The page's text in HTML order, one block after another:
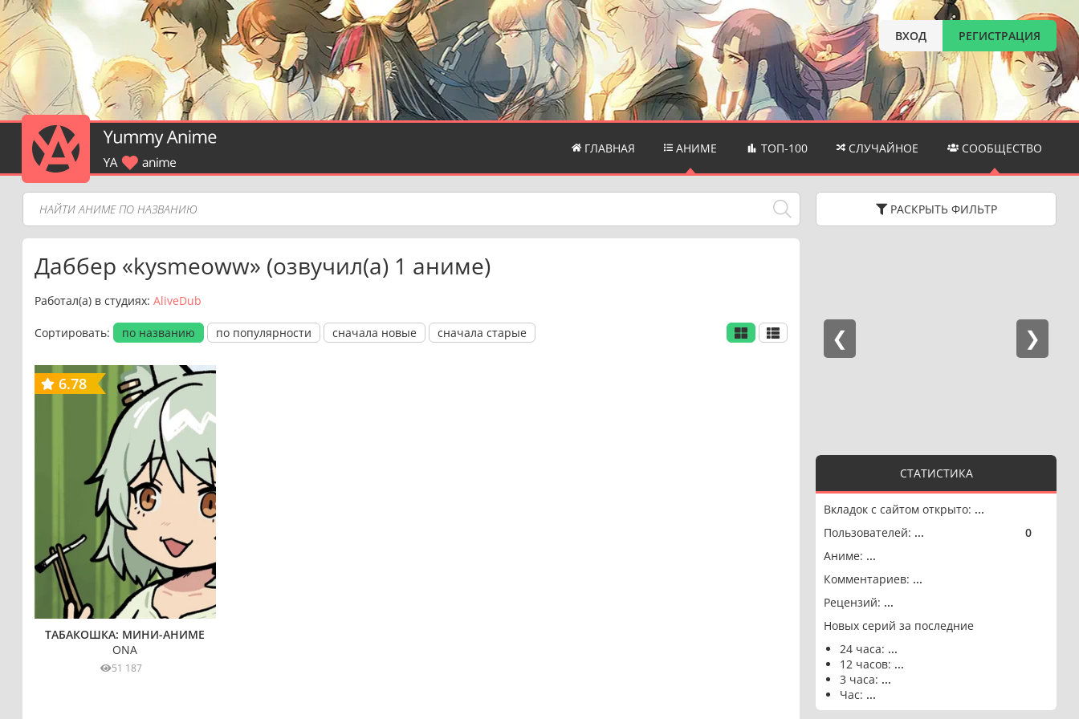
ВХОД РЕГИСТРАЦИЯ
ГЛАВНАЯ АНИМЕ ТОП-100 СЛУЧАЙНОЕ СООБЩЕСТВО
РАСКРЫТЬ ФИЛЬТР
СТАТИСТИКА
Вкладок с сайтом открыто: ...
Пользователей: ... 0
Аниме: ...
Комментариев: ...
Рецензий: ...
Новых серий за последние
24 часа: ...
12 часов: ...
3 часа: ...
Час: ...
Даббер «kysmeoww» (озвучил(a) 1 аниме)
Работал(a) в студиях: AliveDub
Сортировать: по названию по популярности сначала новые сначала старые
6.78
ТАБАКОШКА: МИНИ-АНИМЕ
ONA
51 187